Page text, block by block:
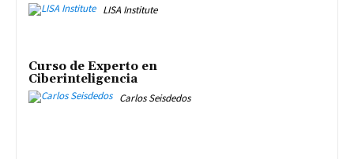
LISA Institute
Curso de Experto en
Ciberinteligencia
Carlos Seisdedos